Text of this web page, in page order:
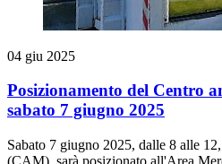
04 giu 2025
Posizionamento del Centro
sabato 7 giugno 2025
Sabato 7 giugno 2025, dalle 8 alle